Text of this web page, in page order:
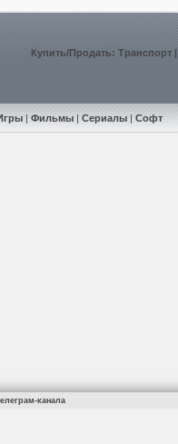
Купить/Продать:Транспорт
|Фильмы |Сериалы |Софт
канала